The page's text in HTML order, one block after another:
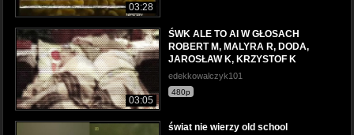
03:28
03:05
ŚWK ALE TO AI W GŁOSACH
ROBERT M, MALYRA R, DODA,
JAROSŁAW K, KRZYSTOF K
edekkowalczyk101
480p
świat nie wierzy old school